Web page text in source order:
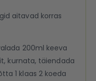
aitavad korras
200ml keeva
kurnata, täiendada
1 klaas 2 koeda